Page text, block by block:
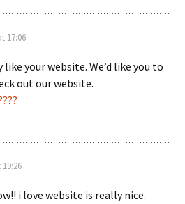
17:06
like your website. We’d like you to
out our website.
i love website is really nice.